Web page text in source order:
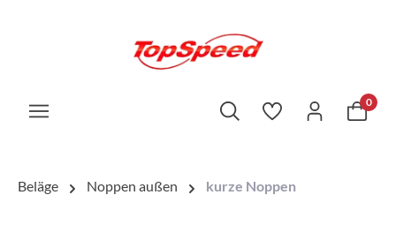
0
Beläge Noppen außen kurze Noppen